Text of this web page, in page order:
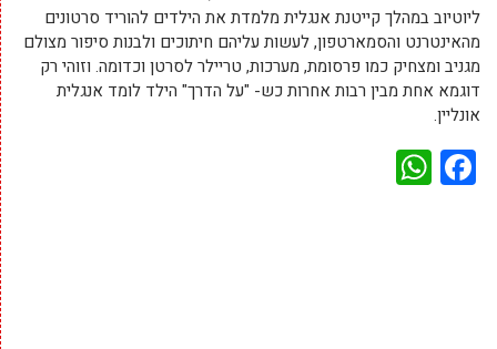
ליוטיוב במהלך קייטנת אנגלית מלמדת את הילדים להוריד סרטונים
מהאינטרנט והסמארטפון, לעשות עליהם חיתוכים ולבנות סיפור מצולם
מגניב ומצחיק כמו פרסומת, מערכות, טריילר לסרטן וכדומה. וזוהי רק
דוגמא אחת מבין רבות אחרות כש- "על הדרך" הילד לומד אנגלית
אונליין.
Facebook